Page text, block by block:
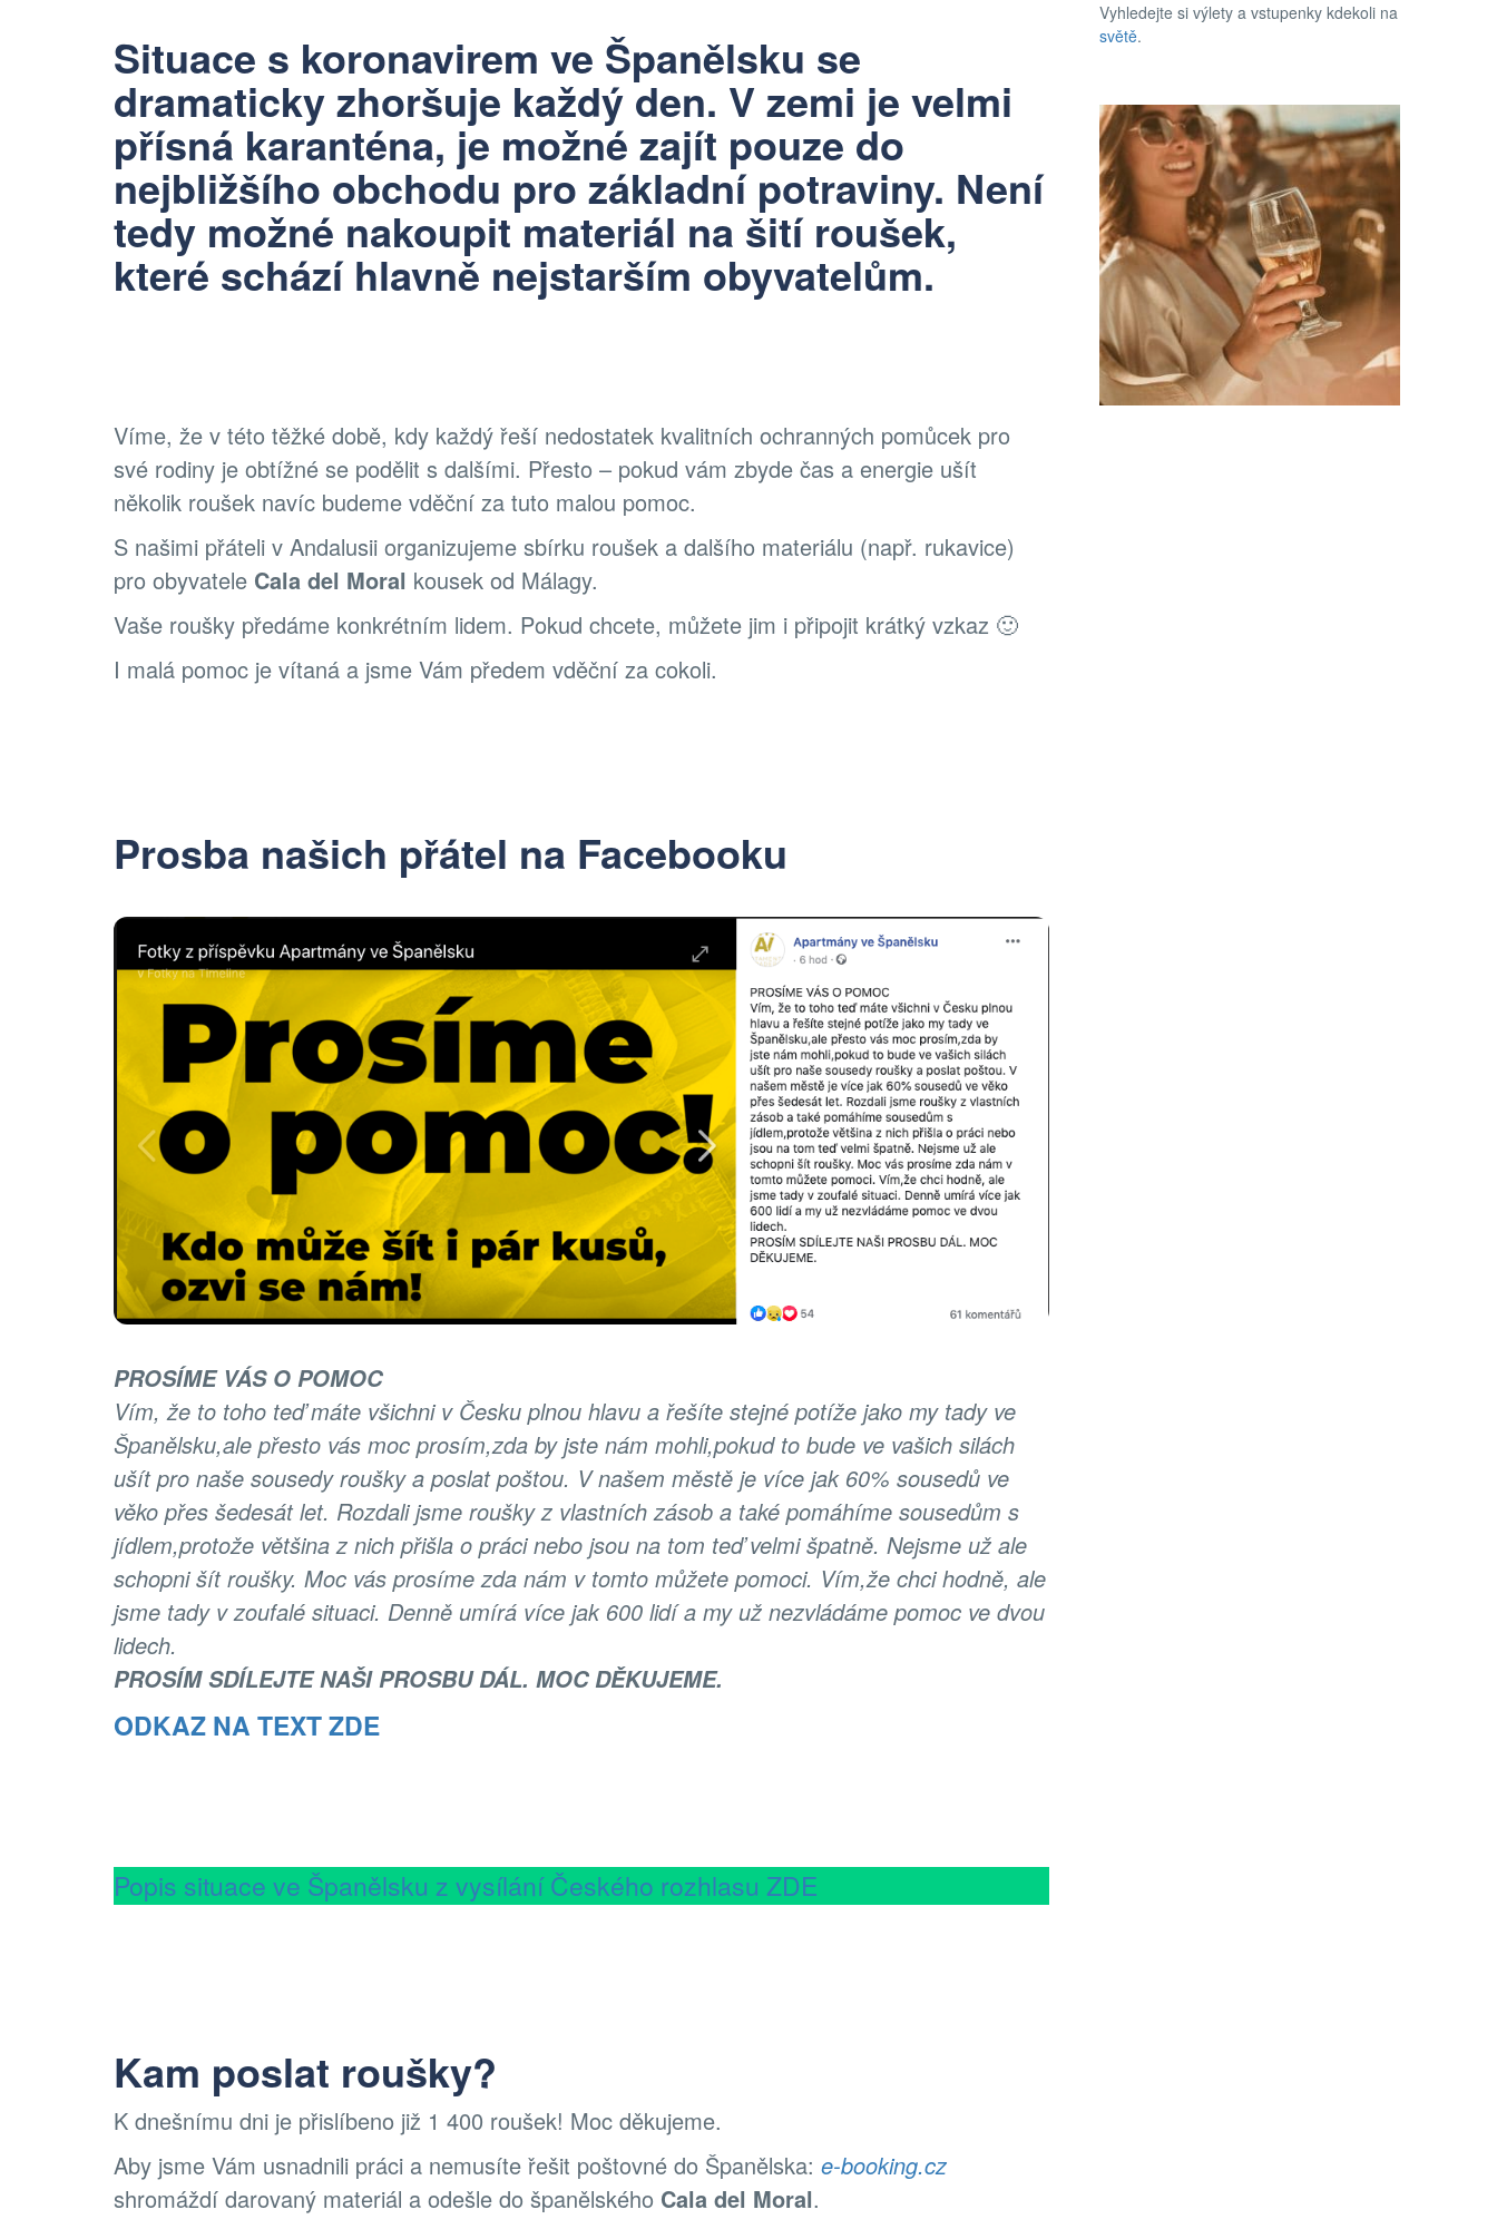
Situace s koronavirem ve Španělsku se
dramaticky zhoršuje každý den. V zemi je velmi
přísná karanténa, je možné zajít pouze do
nejbližšího obchodu pro základní potraviny. Není
tedy možné nakoupit materiál na šití roušek,
které schází hlavně nejstarším obyvatelům.
Víme, že v této těžké době, kdy každý řeší nedostatek kvalitních ochranných pomůcek pro
své rodiny je obtížné se podělit s dalšími. Přesto – pokud vám zbyde čas a energie ušít
několik roušek navíc budeme vděční za tuto malou pomoc.
S našimi přáteli v Andalusii organizujeme sbírku roušek a dalšího materiálu (např. rukavice)
pro obyvatele Cala del Moral kousek od Málagy.
Vaše roušky předáme konkrétním lidem. Pokud chcete, můžete jim i připojit krátký vzkaz 🙂
I malá pomoc je vítaná a jsme Vám předem vděční za cokoli.
Prosba našich přátel na Facebooku
PROSÍME VÁS O POMOC
Vím, že to toho teď máte všichni v Česku plnou hlavu a řešíte stejné potíže jako my tady ve
Španělsku,ale přesto vás moc prosím,zda by jste nám mohli,pokud to bude ve vašich silách
ušít pro naše sousedy roušky a poslat poštou. V našem městě je více jak 60% sousedů ve
věko přes šedesát let. Rozdali jsme roušky z vlastních zásob a také pomáhíme sousedům s
jídlem,protože většina z nich přišla o práci nebo jsou na tom teď velmi špatně. Nejsme už ale
schopni šít roušky. Moc vás prosíme zda nám v tomto můžete pomoci. Vím,že chci hodně, ale
jsme tady v zoufalé situaci. Denně umírá více jak 600 lidí a my už nezvládáme pomoc ve dvou
lidech.
PROSÍM SDÍLEJTE NAŠI PROSBU DÁL. MOC DĚKUJEME.
ODKAZ NA TEXT ZDE
Popis situace ve Španělsku z vysílání Českého rozhlasu ZDE
Kam poslat roušky?
K dnešnímu dni je přislíbeno již 1 400 roušek! Moc děkujeme.
Aby jsme Vám usnadnili práci a nemusíte řešit poštovné do Španělska: e-booking.cz
shromáždí darovaný materiál a odešle do španělského Cala del Moral.
Vyhledejte si výlety a vstupenky kdekoli na
světě.